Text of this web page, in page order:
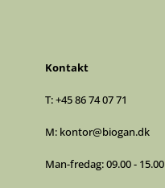
Kontakt
T:+45 86 74 07 71
M: kontor@biogan.dk
Man-fredag: 09.00 - 15.00